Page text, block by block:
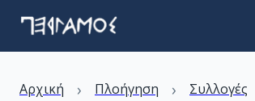
Αρχική › Πλοήγηση › Συλλογές